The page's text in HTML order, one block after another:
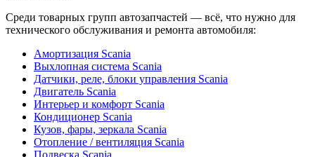
Среди товарных групп автозапчастей — всё, что нужно для
технического обслуживания и ремонта автомобиля:
Амортизация Scania
Выхлопная система Scania
Датчики, реле, блоки управления Scania
Двигатель Scania
Интерьер и комфорт Scania
Кондиционер Scania
Кузов, фары, зеркала Scania
Отопление / вентиляция Scania
Подвеска Scania